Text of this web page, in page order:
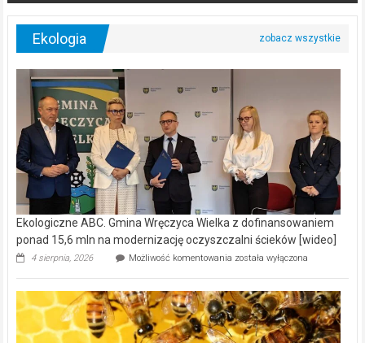
Ekologia
Ekologiczne ABC. Gmina Wręczyca Wielka z dofinansowaniem
ponad 15,6 mln na modernizację oczyszczalni ścieków [wideo]
4 sierpnia, 2026 Możliwość komentowania Ekologiczne
Wręczyca
Wielka
z
dofinansowaniem
została wyłączona